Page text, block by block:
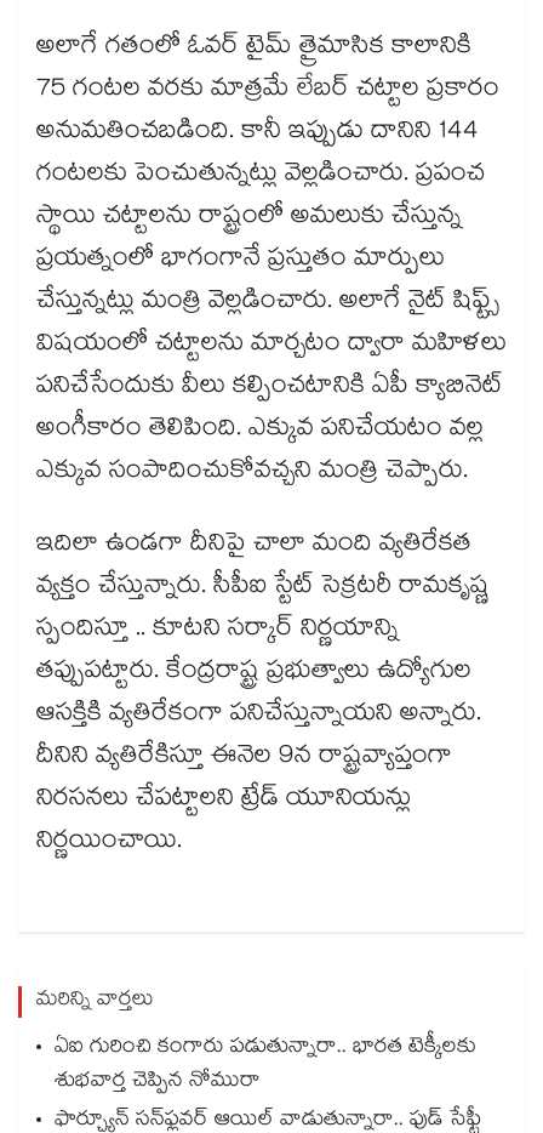
అలాగే గతంలో ఓవర్ టైమ్ త్రైమాసిక కాలానికి
75 గంటల వరకు మాత్రమే లేబర్ చట్టాల ప్రకారం
అనుమతించబడింది. కానీ ఇప్పుడు దానిని 144
గంటలకు పెంచుతున్నట్లు వెల్లడించారు. ప్రపంచ
స్థాయి చట్టాలను రాష్ట్రంలో అమలుకు చేస్తున్న
ప్రయత్నంలో భాగంగానే ప్రస్తుతం మార్పులు
చేస్తున్నట్లు మంత్రి వెల్లడించారు. అలాగే నైట్ షిఫ్ట్స్
విషయంలో చట్టాలను మార్చటం ద్వారా మహిళలు
పనిచేసేందుకు వీలు కల్పించటానికి ఏపీ క్యాబినెట్
అంగీకారం తెలిపింది. ఎక్కువ పనిచేయటం వల్ల
ఎక్కువ సంపాదించుకోవచ్చని మంత్రి చెప్పారు.
ఇదిలా ఉండగా దీనిపై చాలా మంది వ్యతిరేకత
వ్యక్తం చేస్తున్నారు. సీపీఐ స్టేట్ సెక్రటరీ రామకృష్ణ
స్పందిస్తూ .. కూటని సర్కార్ నిర్ణయాన్ని
తప్పుపట్టారు. కేంద్రరాష్ట్ర ప్రభుత్వాలు ఉద్యోగుల
ఆసక్తికి వ్యతిరేకంగా పనిచేస్తున్నాయని అన్నారు.
దీనిని వ్యతిరేకిస్తూ ఈనెల 9న రాష్ట్రవ్యాప్తంగా
నిరసనలు చేపట్టాలని ట్రేడ్ యూనియన్లు
నిర్ణయించాయి.
మరిన్ని వార్తలు
ఏఐ గురించి కంగారు పడుతున్నారా.. భారత టెక్కీలకు
శుభవార్త చెప్పిన నోమురా
ఫార్చ్యూన్ సన్‌ఫ్లవర్ ఆయిల్ వాడుతున్నారా.. ఫుడ్ సేఫ్టీ